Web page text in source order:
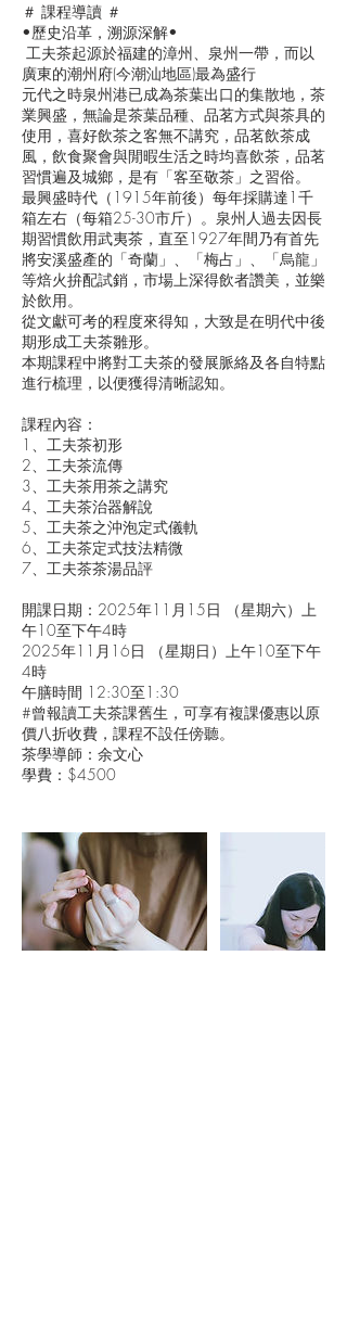
＃ 課程導讀 ＃
•歷史沿革，溯源深解•
工夫茶起源於福建的漳州、泉州一帶，而以
廣東的潮州府(今潮汕地區)最為盛行
元代之時泉州港已成為茶葉出口的集散地，茶
業興盛，無論是茶葉品種、品茗方式與茶具的
使用，喜好飲茶之客無不講究，品茗飲茶成
風，飲食聚會與閒暇生活之時均喜飲茶，品茗
習慣遍及城鄉，是有「客至敬茶」之習俗。
最興盛時代（1915年前後）每年採購達1千
箱左右（每箱25-30市斤）。泉州人過去因長
期習慣飲用武夷茶，直至1927年間乃有首先
將安溪盛產的「奇蘭」、「梅占」、「烏龍」
等焙火拚配試銷，市場上深得飲者讚美，並樂
於飲用。
從文獻可考的程度來得知，大致是在明代中後
期形成工夫茶雛形。
本期課程中將對工夫茶的發展脈絡及各自特點
進行梳理，以便獲得清晰認知。
課程內容：
1、工夫茶初形
2、工夫茶流傳
3、工夫茶用茶之講究
4、工夫茶治器解說
5、工夫茶之沖泡定式儀軌
6、工夫茶定式技法精微
7、工夫茶茶湯品評
開課日期：2025年11月15日 （星期六）上
午10至下午4時
2025年11月16日 （星期日）上午10至下午
4時
午膳時間 12:30至1:30
#曾報讀工夫茶課舊生，可享有複課優惠以原
價八折收費，課程不設任傍聽。
茶學導師：余文心
學費：$4500